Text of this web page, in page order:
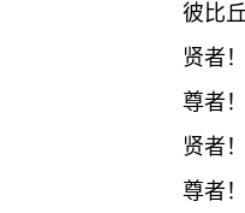
彼比
贤者
尊者
贤者
尊者